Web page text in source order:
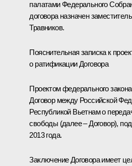
палатами Федерального
договора назначен
Травников.
Пояснительная записка к
о ратификации Договора
Проектом федерального
Договор между Российской
Республикой Вьетнам о
свободы (далее – Договор),
2013 года.
Заключение Договора имеет